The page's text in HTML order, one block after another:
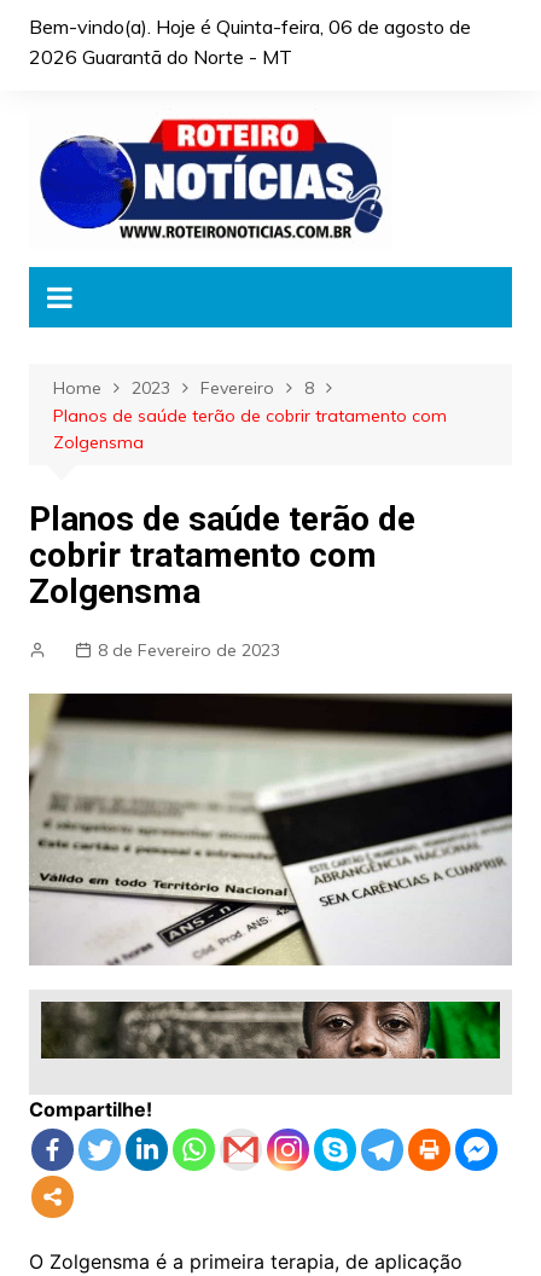
Bem-vindo(a). Hoje é Quinta-feira, 06 de agosto de
2026 Guarantã do Norte - MT
Home 2023 Fevereiro
8
Planos de saúde terão de cobrir tratamento com
Zolgensma
Planos de saúde terão de
cobrir tratamento com
Zolgensma
8 de Fevereiro de 2023
Compartilhe!
O Zolgensma é a primeira terapia, de aplicação